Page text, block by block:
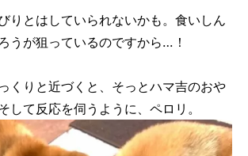
りとはしていられないかも。食いしん
うが狙っているのですから…！
くりと近づくと、そっとハマ吉のおや
して反応を伺うように、ペロリ。